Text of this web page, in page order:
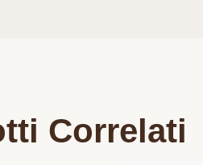
Correlati